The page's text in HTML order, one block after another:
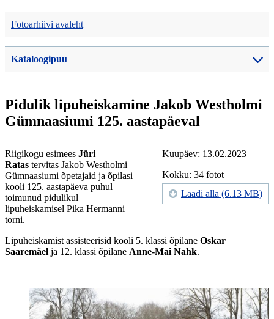
Fotoarhiivi avaleht
Kataloogipuu
Pidulik lipuheiskamine Jakob Westholmi
Gümnaasiumi 125. aastapäeval
Kuupäev: 13.02.2023
Kokku: 34 fotot
Laadi alla (6.13 MB)
Riigikogu esimees Jüri
Ratas tervitas Jakob Westholmi
Gümnaasiumi õpetajaid ja õpilasi
kooli 125. aastapäeva puhul
toimunud pidulikul
lipuheiskamisel Pika Hermanni
torni.
Lipuheiskamist assisteerisid kooli 5. klassi õpilane Oskar
Saaremäel ja 12. klassi õpilane Anne-Mai Nahk.